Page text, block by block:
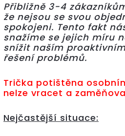
Přibližně 3-4
že nejsou se svou
spokojeni. Tento fakt
snažíme se jejich míru
snížit naším
řešení problémů.
Trička potištěna
nelze vracet a
Nejčastější situace: